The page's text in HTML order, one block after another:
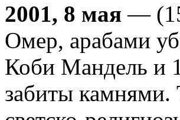
2001, 8 мая —
Омер, арабами
Коби Мандель и
забиты камнями.